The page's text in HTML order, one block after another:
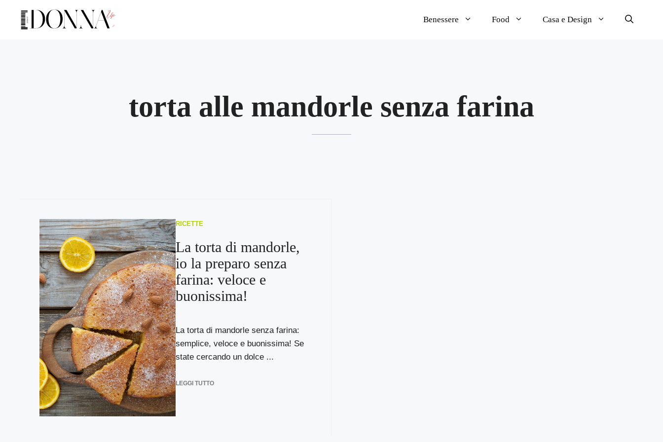
contenuto
Benessere Food Casa e Design
torta alle mandorle senza farina
RICETTE
La torta di mandorle,
io la preparo senza
farina: veloce e
buonissima!
La torta di mandorle senza farina:
semplice, veloce e buonissima! Se
state cercando un dolce ...
LEGGI TUTTO